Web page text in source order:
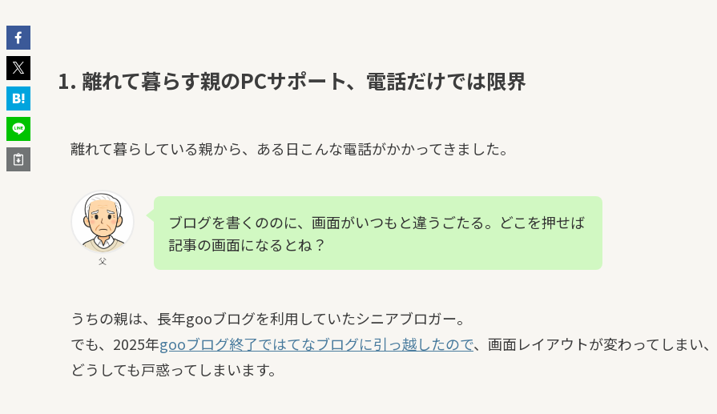
1. 離れて暮らす親のPCサポート、電話だけでは限界
離れて暮らしている親から、ある日こんな電話がかかってきました。
父
ブログを書くののに、画面がいつもと違うごたる。どこを押せば
記事の画面になるとね？
うちの親は、長年gooブログを利用していたシニアブロガー。
でも、2025年gooブログ終了ではてなブログに引っ越したので、画面レイアウトが変わってしまい、
どうしても戸惑ってしまいます。